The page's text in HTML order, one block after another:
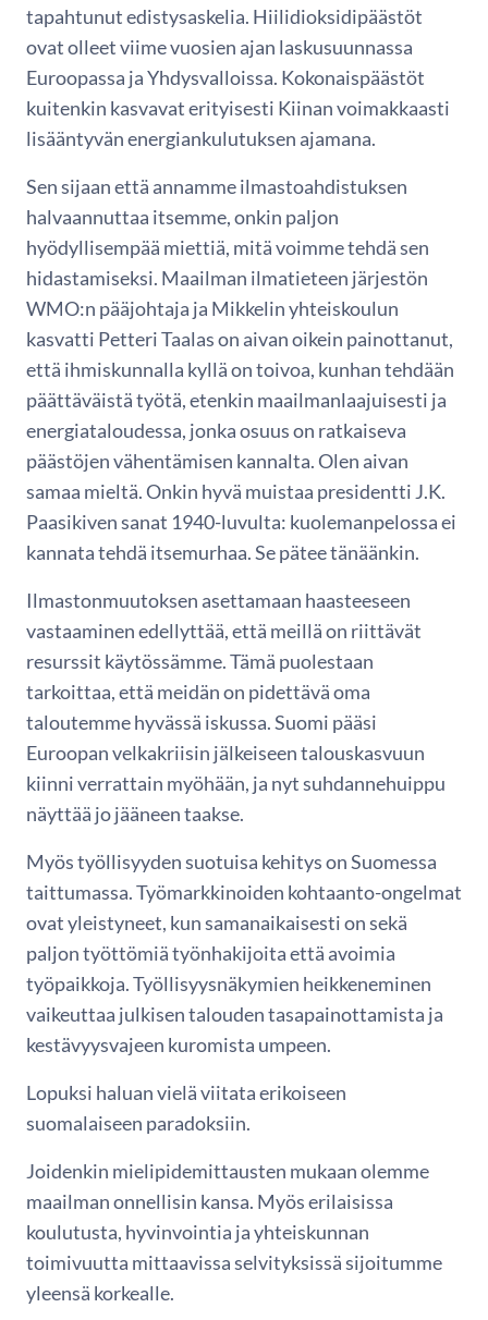
tapahtunut edistysaskelia. Hiilidioksidipäästöt
ovat olleet viime vuosien ajan laskusuunnassa
Euroopassa ja Yhdysvalloissa. Kokonaispäästöt
kuitenkin kasvavat erityisesti Kiinan voimakkaasti
lisääntyvän energiankulutuksen ajamana.
Sen sijaan että annamme ilmastoahdistuksen
halvaannuttaa itsemme, onkin paljon
hyödyllisempää miettiä, mitä voimme tehdä sen
hidastamiseksi. Maailman ilmatieteen järjestön
WMO:n pääjohtaja ja Mikkelin yhteiskoulun
kasvatti Petteri Taalas on aivan oikein painottanut,
että ihmiskunnalla kyllä on toivoa, kunhan tehdään
päättäväistä työtä, etenkin maailmanlaajuisesti ja
energiataloudessa, jonka osuus on ratkaiseva
päästöjen vähentämisen kannalta. Olen aivan
samaa mieltä. Onkin hyvä muistaa presidentti J.K.
Paasikiven sanat 1940-luvulta: kuolemanpelossa ei
kannata tehdä itsemurhaa. Se pätee tänäänkin.
Ilmastonmuutoksen asettamaan haasteeseen
vastaaminen edellyttää, että meillä on riittävät
resurssit käytössämme. Tämä puolestaan
tarkoittaa, että meidän on pidettävä oma
taloutemme hyvässä iskussa. Suomi pääsi
Euroopan velkakriisin jälkeiseen talouskasvuun
kiinni verrattain myöhään, ja nyt suhdannehuippu
näyttää jo jääneen taakse.
Myös työllisyyden suotuisa kehitys on Suomessa
taittumassa. Työmarkkinoiden kohtaanto-ongelmat
ovat yleistyneet, kun samanaikaisesti on sekä
paljon työttömiä työnhakijoita että avoimia
työpaikkoja. Työllisyysnäkymien heikkeneminen
vaikeuttaa julkisen talouden tasapainottamista ja
kestävyysvajeen kuromista umpeen.
Lopuksi haluan vielä viitata erikoiseen
suomalaiseen paradoksiin.
Joidenkin mielipidemittausten mukaan olemme
maailman onnellisin kansa. Myös erilaisissa
koulutusta, hyvinvointia ja yhteiskunnan
toimivuutta mittaavissa selvityksissä sijoitumme
yleensä korkealle.